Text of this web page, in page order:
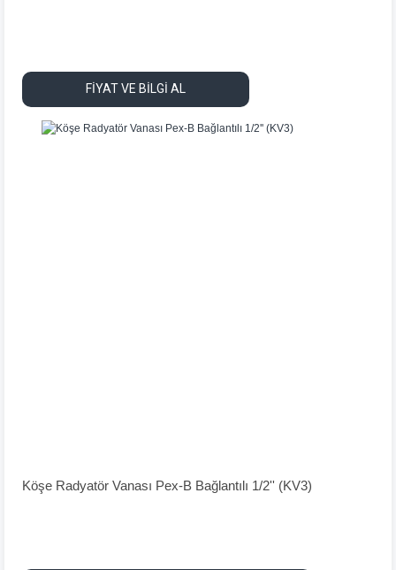
FİYAT VE BİLGİ AL
Köşe Radyatör Vanası Pex-B Bağlantılı 1/2'' (KV3)